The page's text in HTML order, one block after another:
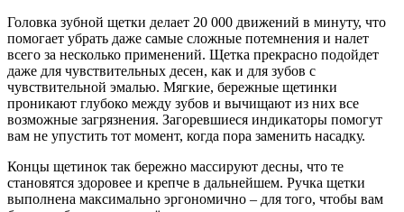
Головка зубной щетки делает 20 000 движений в минуту, что
помогает убрать даже самые сложные потемнения и налет
всего за несколько применений. Щетка прекрасно подойдет
даже для чувствительных десен, как и для зубов с
чувствительной эмалью. Мягкие, бережные щетинки
проникают глубоко между зубов и вычищают из них все
возможные загрязнения. Загоревшиеся индикаторы помогут
вам не упустить тот момент, когда пора заменить насадку.
Концы щетинок так бережно массируют десны, что те
становятся здоровее и крепче в дальнейшем. Ручка щетки
выполнена максимально эргономично – для того, чтобы вам